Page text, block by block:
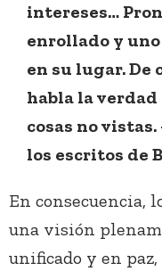
intereses…
enrollado y
en su lugar. De
habla la verdad
cosas no vistas.
los escritos de
En consecuencia,
una visión
unificado y en